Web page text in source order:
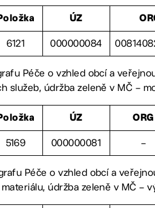
ÚZ
6121 000000084
Péče o vzhled obcí a
služeb, údržba zeleně v MČ –
ÚZ ORG
5169 000000081 –
Péče o vzhled obcí a
údržba zeleně v MČ –